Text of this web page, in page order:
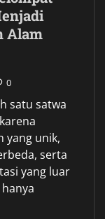
Alam
0
satu satwa
yang unik,
serta
yang luar